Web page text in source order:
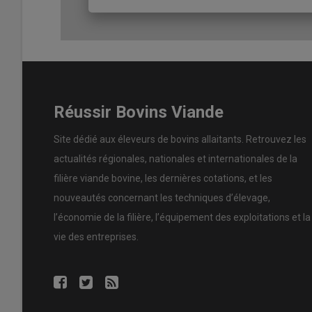
la queue très rapide.
Réussir Bovins Viande
Site dédié aux éleveurs de bovins allaitants. Retrouvez les
actualités régionales, nationales et internationales de la
filière viande bovine, les dernières cotations, et les
nouveautés concernant les techniques d’élevage,
l’économie de la filière, l’équipement des exploitations et la
vie des entreprises.